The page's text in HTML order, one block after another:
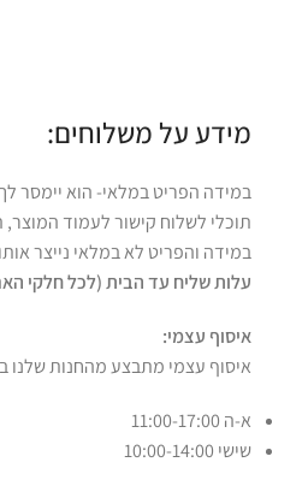
מידע על משלוחים:
במידה הפריט במלאי- הוא יימסר לך עד 4 ימי
תוכלי לשלוח קישור לעמוד המוצר,
במידה והפריט לא במלאי נייצר אותו והוא
עלות שליח עד הבית (לכל חלקי
איסוף עצמי:
איסוף עצמי מתבצע מהחנות שלנו ברחוב
א-ה 11:00-17:00
שישי 10:00-14:00